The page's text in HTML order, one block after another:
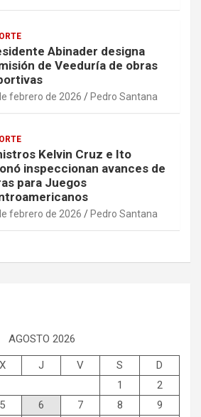
Abinader designa
de Veeduría de obras
febrero de 2026 Pedro Santana
Kelvin Cruz e Ito
inspeccionan avances de
para Juegos
febrero de 2026 Pedro Santana
AGOSTO 2026
X J V S
D
1
2
5 6 7 8
9